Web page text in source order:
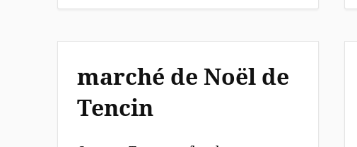
marché de Noël de
Tencin